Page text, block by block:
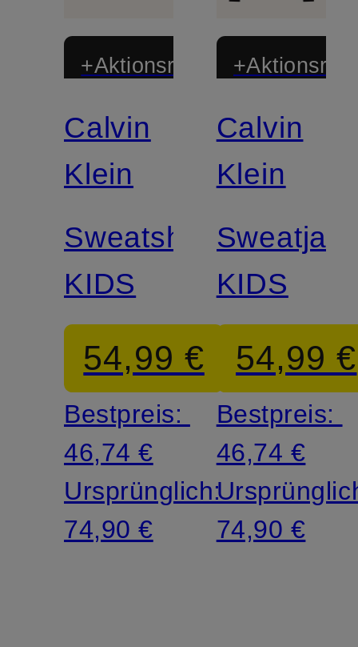
+Aktionsrabatt
Calvin
Klein
Sweatshirt
KIDS
54,99 €
Bestpreis:
46,74 €
Ursprünglich:
74,90 €
Calvin
Klein
KIDS
54,99 €
Bestpreis:
46,74 €
74,90 €